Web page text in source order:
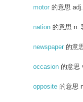
motor 的意思
nation 的意思 n.
newspaper 的意
occasion 的意思
opposite 的意思